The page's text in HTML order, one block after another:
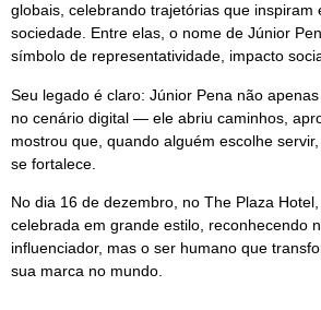
globais, celebrando trajetórias que inspiram
sociedade. Entre elas, o nome de Júnior
símbolo de representatividade, impacto
Seu legado é claro: Júnior Pena não
no cenário digital — ele abriu caminhos,
mostrou que, quando alguém escolhe
se fortalece.
No dia 16 de dezembro, no The Plaza
celebrada em grande estilo, reconhecendo
influenciador, mas o ser humano que
sua marca no mundo.